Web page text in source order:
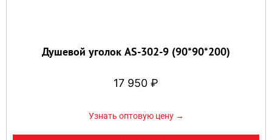
Душевой уголок AS-302-9 (90*90*200)
17 950 ₽
Узнать оптовую цену →